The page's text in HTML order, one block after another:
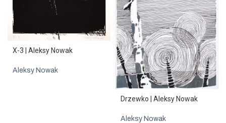
X-3 | Aleksy Nowak
Aleksy Nowak
Drzewko | Aleksy Nowak
Aleksy Nowak